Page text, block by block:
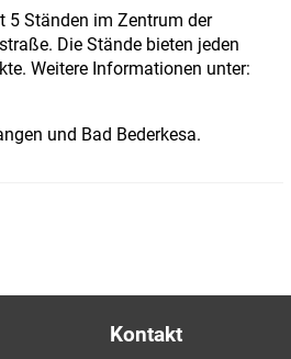
5 Ständen im Zentrum der
Die Stände bieten jeden
Weitere Informationen unter:
und Bad Bederkesa.
Kontakt